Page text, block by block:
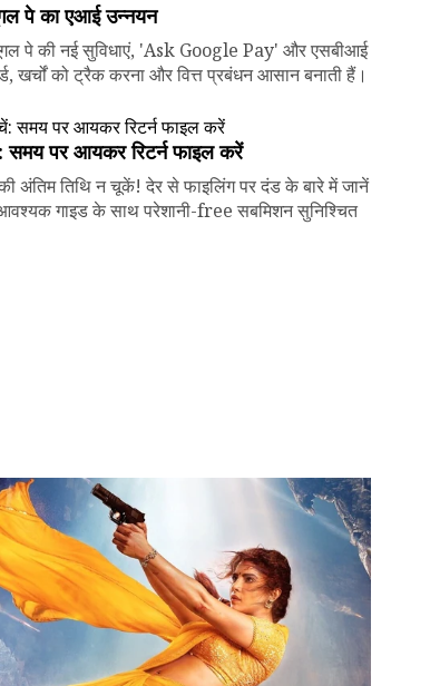
पे का एआई उन्नयन
पे की नई सुविधाएं, 'Ask Google Pay' और एसबीआई
खर्चों को ट्रैक करना और वित्त प्रबंधन आसान बनाती हैं।
पर आयकर रिटर्न फाइल करें
अंतिम तिथि न चूकें! देर से फाइलिंग पर दंड के बारे में जानें
गाइड के साथ परेशानी-free सबमिशन सुनिश्चित